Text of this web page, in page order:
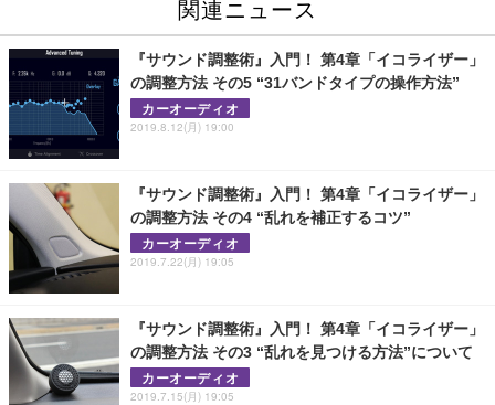
関連ニュース
『サウンド調整術』入門！ 第4章「イコライザー」
の調整方法 その5 “31バンドタイプの操作方法”
カーオーディオ
2019.8.12(月) 19:00
『サウンド調整術』入門！ 第4章「イコライザー」
の調整方法 その4 “乱れを補正するコツ”
カーオーディオ
2019.7.22(月) 19:05
『サウンド調整術』入門！ 第4章「イコライザー」
の調整方法 その3 “乱れを見つける方法”について
カーオーディオ
2019.7.15(月) 19:05